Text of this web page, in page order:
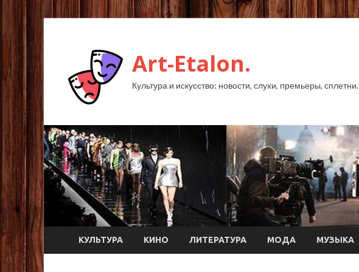
Art-Etalon.
Культура и искусство: новости, слухи, премьеры, сплетни.
КУЛЬТУРА КИНО ЛИТЕРАТУРА МОДА МУЗЫКА